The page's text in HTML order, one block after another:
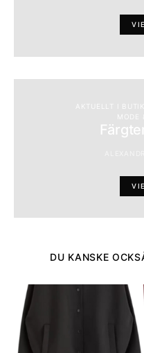
AKTUELLT I
MODE
DU KANSKE